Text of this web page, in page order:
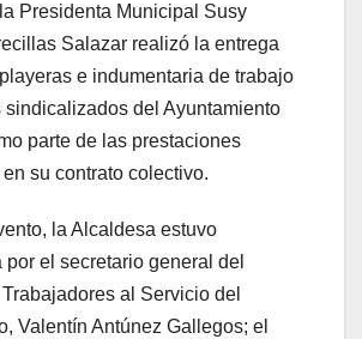
Presidenta Municipal Susy
Salazar realizó la entrega
e indumentaria de trabajo
sindicalizados del Ayuntamiento
parte de las prestaciones
su contrato colectivo.
la Alcaldesa estuvo
el secretario general del
al Servicio del
Valentín Antúnez Gallegos; el